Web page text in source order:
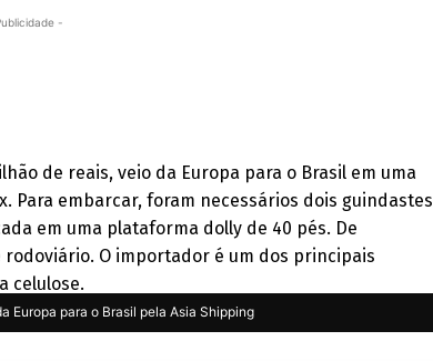
-
de reais, veio da Europa para o Brasil em uma
Para embarcar, foram necessários dois guindastes
em uma plataforma dolly de 40 pés. De
O importador é um dos principais
celulose.
Europa para o Brasil pela Asia Shipping